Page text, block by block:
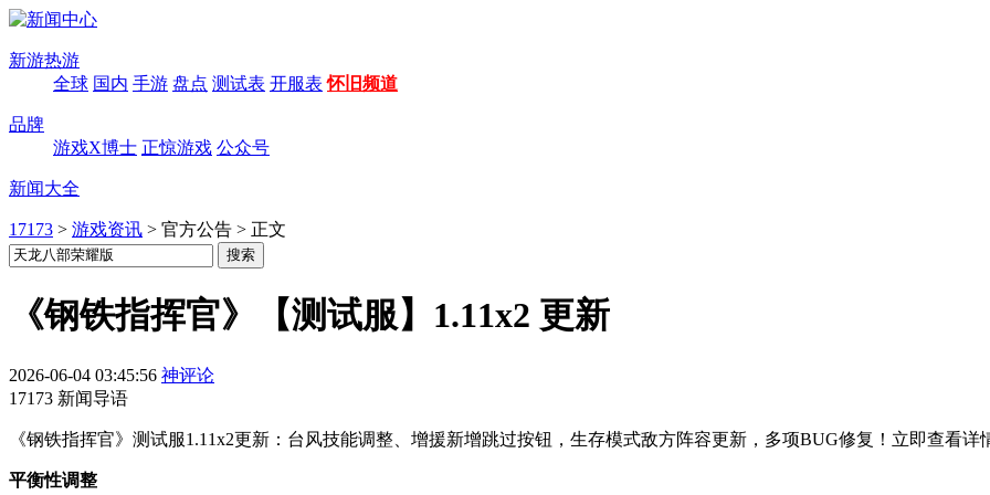
新游热游
全球 国内 手游 盘点 测试表 开服表 怀旧频道
品牌
游戏X博士 正惊游戏 公众号
新闻大全
17173 > 游戏资讯 > 官方公告 > 正文
《钢铁指挥官》【测试服】1.11x2 更新
2026-06-04 03:45:56 神评论
17173 新闻导语
《钢铁指挥官》测试服1.11x2更新：台风技能调整、增援新增跳过按钮，生存模式敌方阵容更新，多项BUG修复！立即查看详
平衡性调整